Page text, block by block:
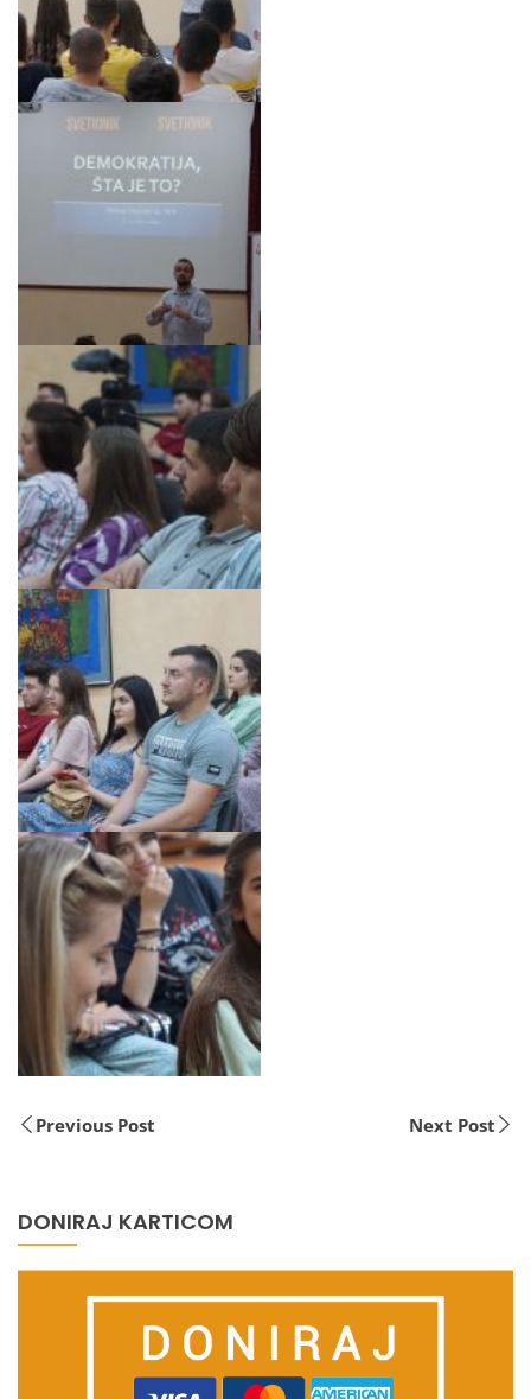
Previous Post Next Post
DONIRAJ KARTICOM